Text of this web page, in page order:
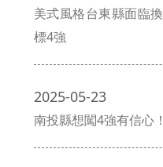
美式風格台東縣面臨
標4強
2025-05-23
南投縣想闖4強有信